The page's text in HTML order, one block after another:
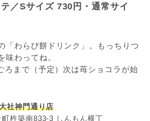
／Sサイズ 730円・通常サイ
「わらび餅ドリンク」。もっちりつ
味わってね。
ろまで（予定）次は苺ショコラが始
社神門通り店
杵築南833-3 しんもん横丁